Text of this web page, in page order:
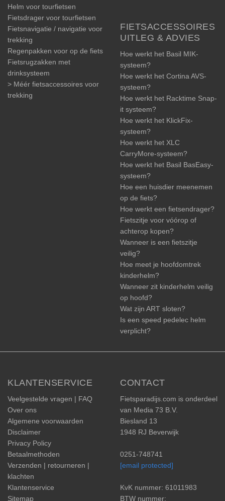
Helm voor tourfietsen
Fietsdrager voor tourfietsen
Fietsnavigatie / navigatie voor
trekking
Regenpakken voor op de fiets
Fietsrugzakken met
drinksysteem
> Méér fietsaccessoires voor
trekking
FIETSACCESSOIRES
UITLEG & ADVIES
Hoe werkt het Basil MIK-
systeem?
Hoe werkt het Cortina AVS-
systeem?
Hoe werkt het Racktime Snap-
it systeem?
Hoe werkt het KlickFix-
systeem?
Hoe werkt het XLC
CarryMore-systeem?
Hoe werkt het Basil BasEasy-
systeem?
Hoe een huisdier meenemen
op de fiets?
Hoe werkt een fietsendrager?
Fietszitje voor vóórop of
achterop kopen?
Wanneer is een fietszitje
veilig?
Hoe meet je hoofdomtrek
kinderhelm?
Wanneer zit kinderhelm veilig
op hoofd?
Wat zijn ART sloten?
Is een speed pedelec helm
verplicht?
KLANTENSERVICE
Veelgestelde vragen | FAQ
Over ons
Algemene voorwaarden
Disclaimer
Privacy Policy
Betaalmethoden
Verzenden | retourneren |
klachten
Klantenservice
Sitemap
CONTACT
Fietsparadijs.com is onderdeel
van Media 73 B.V.
Biesland 13
1948 RJ Beverwijk
0251-748741
[email protected]
KvK nummer: 61011983
BTW nummer: